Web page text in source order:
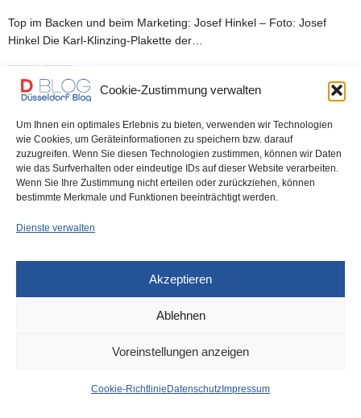
Cookie-Zustimmung verwalten
Um Ihnen ein optimales Erlebnis zu bieten, verwenden wir Technologien
wie Cookies, um Geräteinformationen zu speichern bzw. darauf
zuzugreifen. Wenn Sie diesen Technologien zustimmen, können wir Daten
wie das Surfverhalten oder eindeutige IDs auf dieser Website verarbeiten.
Wenn Sie Ihre Zustimmung nicht erteilen oder zurückziehen, können
bestimmte Merkmale und Funktionen beeinträchtigt werden.
Dienste verwalten
Akzeptieren
Ablehnen
Voreinstellungen anzeigen
Cookie-Richtlinie Datenschutz Impressum
Top im Backen und beim Marketing: Josef Hinkel – Foto: Josef
Hinkel Die Karl-Klinzing-Plakette der…
0 SHARES
IMPRESSUM DATENSCHUTZ COOKIE-RICHTLINIE (EU)